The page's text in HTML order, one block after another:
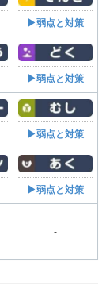
▶弱点と対策
▶弱点と対策
▶弱点と対策
▶弱点と対策
-